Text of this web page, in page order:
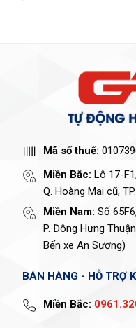
Mã số thuế:
Miền Bắc: Lô 17-
Q. Hoàng Mai cũ,
Miền Nam: Số
P. Đông Hưng
Bến xe An Sương)
BÁN HÀNG - HỖ TRỢ
Miền Bắc: